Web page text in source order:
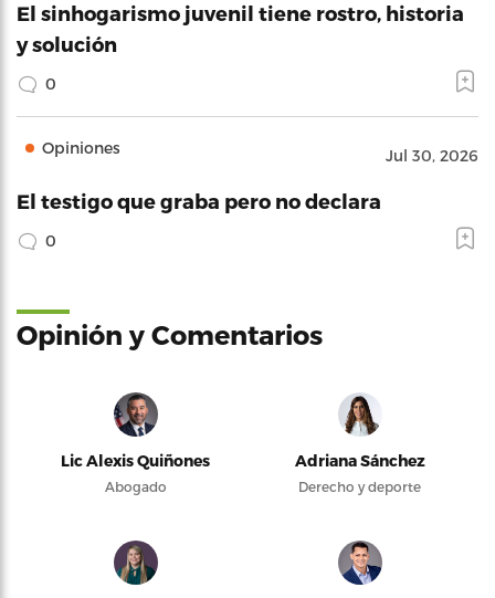
El sinhogarismo juvenil tiene rostro, historia
y solución
0
Opiniones Jul 30, 2026
El testigo que graba pero no declara
0
Opinión y Comentarios
Lic Alexis Quiñones
Abogado
Adriana Sánchez
Derecho y deporte